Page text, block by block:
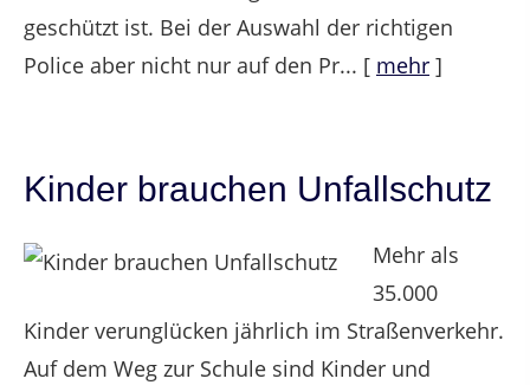
geschützt ist. Bei der Auswahl der richtigen
Police aber nicht nur auf den Pr... [ mehr ]
Kinder brauchen Unfallschutz
Mehr als
35.000
Kinder verunglücken jährlich im Straßenverkehr.
Auf dem Weg zur Schule sind Kinder und